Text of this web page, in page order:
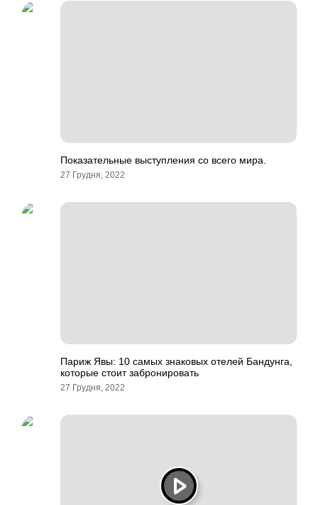
Показательные выступления со всего мира.
27 Грудня, 2022
Париж Явы: 10 самых знаковых отелей Бандунга,
которые стоит забронировать
27 Грудня, 2022